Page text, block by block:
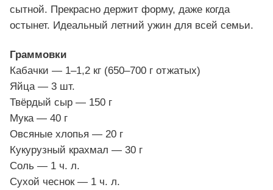
сытной. Прекрасно держит форму, даже когда
остынет. Идеальный летний ужин для всей семьи.
Граммовки
Кабачки — 1–1,2 кг (650–700 г отжатых)
Яйца — 3 шт.
Твёрдый сыр — 150 г
Мука — 40 г
Овсяные хлопья — 20 г
Кукурузный крахмал — 30 г
Соль — 1 ч. л.
Сухой чеснок — 1 ч. л.